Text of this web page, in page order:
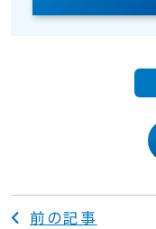
前の記事